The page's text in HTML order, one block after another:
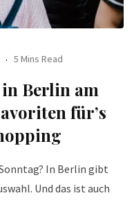
5 Mins Read
Berlin am
für’s
In Berlin gibt
Und das ist auch